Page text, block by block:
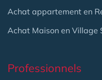
Achat appartement en
Achat Maison en Village
Professionnels